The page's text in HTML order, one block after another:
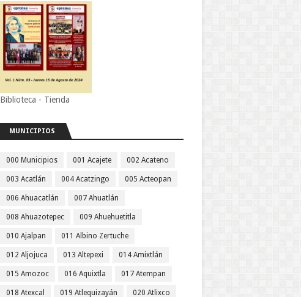
Biblioteca - Tienda
MUNICIPIOS
000 Municipios 001 Acajete 002 Acateno
003 Acatlán 004 Acatzingo 005 Acteopan
006 Ahuacatlán 007 Ahuatlán
008 Ahuazotepec 009 Ahuehuetitla
010 Ajalpan 011 Albino Zertuche
012 Aljojuca 013 Altepexi 014 Amixtlán
015 Amozoc 016 Aquixtla 017 Atempan
018 Atexcal 019 Atlequizayán 020 Atlixco